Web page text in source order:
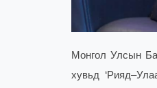
Монгол Улсын
хувьд